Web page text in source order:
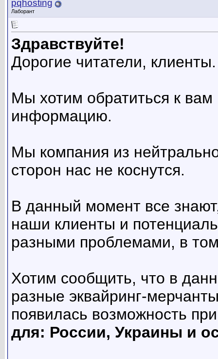
pqhosting
Лаборант
Здравствуйте!
Дорогие читатели, клиенты.
Мы хотим обратиться к
информацию.
Мы компания из
сторон нас не коснутся.
В данный момент все
наши клиенты и
разными проблемами, в
Хотим сообщить, что в
разные эквайринг-
появилась возможность
для: России, Украины и